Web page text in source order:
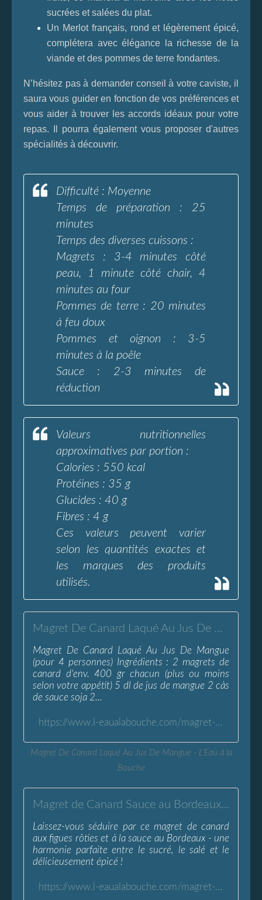
sucrées et salées du plat.
Un Merlot français, rond et légèrement épicé,
complétera avec élégance la richesse de la
viande et des pommes de terre fondantes.
N’hésitez pas à demander conseil à votre caviste, il
saura vous guider en fonction de vos préférences et
vous aider à trouver les accords idéaux pour votre
repas. Il pourra également vous proposer d'autres
spécialités à découvrir.
Difficulté : Moyenne
Temps de préparation : 25
minutes
Temps des diverses cuissons :
Magrets : 3-4 minutes côté
peau, 1 minute côté chair, 4
minutes au four
Pommes de terre : 20 minutes
à feu doux
Pommes et oignon : 3-5
minutes à la poêle
Sauce : 2-3 minutes de
réduction
Valeurs nutritionnelles
approximatives par portion :
Calories : 550 kcal
Protéines : 35 g
Glucides : 40 g
Fibres : 4 g
Ces valeurs peuvent varier
selon les quantités exactes et
les marques des produits
utilisés.
Magret De Canard Laqué Au Jus De Mangue - L'Eau à la Bouche
Magret De Canard Laqué Au Jus De Mangue
(pour 4 personnes) Ingrédients : 2 magrets de
canard d'env. 400 gr chacun (plus ou moins
selon votre appétit) 5 dl de jus de mangue 2 càs
de sauce soja 2...
https://www.l-eaualabouche.com/magret-canard-laque-jus-mangue.html
Magret De Canard Laqué Au Jus De Mangue - L'Eau à la
Bouche
Magret de Canard Sauce au Bordeaux Et Figues Rôties
Laissez-vous séduire par ce magret de canard
aux figues rôties et à la sauce au Bordeaux - une
harmonie parfaite entre le sucré, le salé et le
délicieusement épicé !
https://www.l-eaualabouche.com/magret-canard-sauce-bordeaux-figues-roties.html